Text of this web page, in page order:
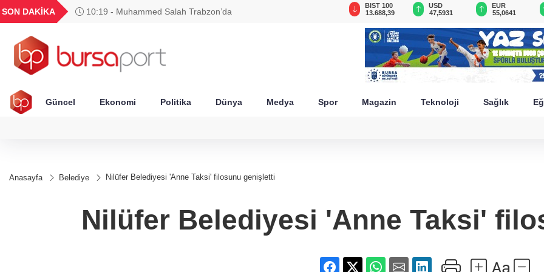
SON DAKİKA 10:19 - Muhammed Salah Trabzon’da
GEL
18,2000
16,2489
28,0626
BIST 100
13.688,39
USD
47,5931
EUR
55,0641
Güncel Ekonomi Politika Dünya Medya Spor Magazin Teknoloji Sağlık
Anasayfa Belediye Nilüfer Belediyesi 'Anne Taksi' filosunu genişletti
Nilüfer Belediyesi 'Anne Taksi'